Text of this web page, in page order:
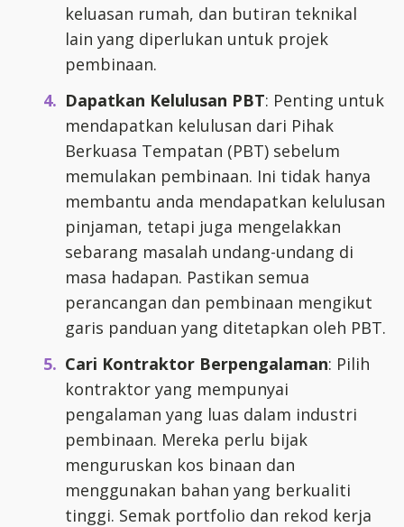
keluasan rumah, dan butiran teknikal
lain yang diperlukan untuk projek
pembinaan.
Dapatkan Kelulusan PBT: Penting untuk
mendapatkan kelulusan dari Pihak
Berkuasa Tempatan (PBT) sebelum
memulakan pembinaan. Ini tidak hanya
membantu anda mendapatkan kelulusan
pinjaman, tetapi juga mengelakkan
sebarang masalah undang-undang di
masa hadapan. Pastikan semua
perancangan dan pembinaan mengikut
garis panduan yang ditetapkan oleh PBT.
Cari Kontraktor Berpengalaman: Pilih
kontraktor yang mempunyai
pengalaman yang luas dalam industri
pembinaan. Mereka perlu bijak
menguruskan kos binaan dan
menggunakan bahan yang berkualiti
tinggi. Semak portfolio dan rekod kerja